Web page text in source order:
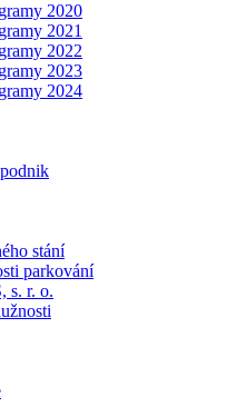
2020
2021
2022
2023
2024
stání
parkování
s. r. o.